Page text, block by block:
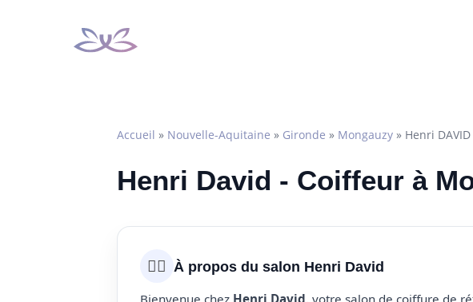
Accueil » Nouvelle-Aquitaine » Gironde » Mongauzy » Henri
Henri David - Coiffeur à
💇‍♀️ À propos du salon Henri David
Bienvenue chez Henri David, votre salon de coiffure de